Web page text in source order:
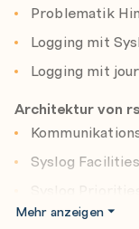
zentralen
Geräte – etwa
Werkzeugen ist
Techniker!
Problematik
Logging mit
Logging mit
Architektur von
Syslog
Remote Logging
Mehr anzeigen